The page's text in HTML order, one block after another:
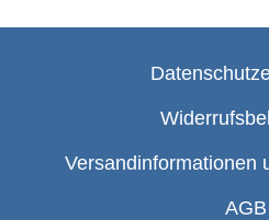
Versandinformationen
AGB